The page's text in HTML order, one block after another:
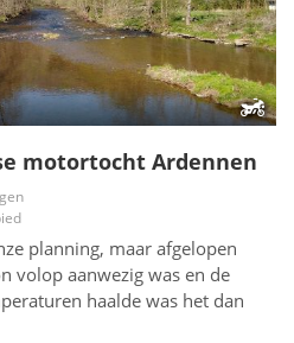
motortocht Ardennen
planning, maar afgelopen
volop aanwezig was en de
haalde was het dan